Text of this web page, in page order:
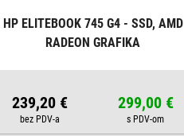
HP ELITEBOOK 745 G4 - SSD, AMD
RADEON GRAFIKA
239,20 € 299,00 €